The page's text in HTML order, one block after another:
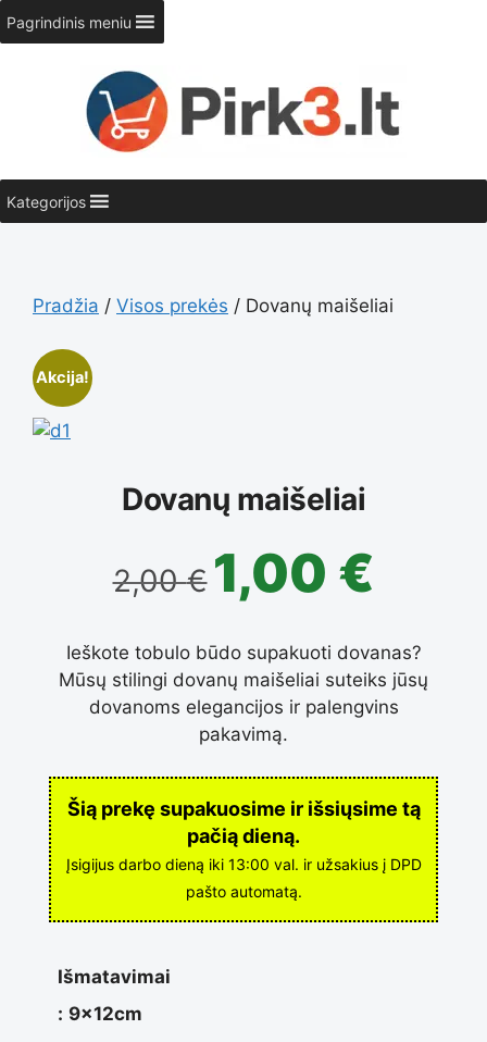
Pereiti
prie
turinio
Pagrindinis meniu
Kategorijos
Pradžia / Visos prekės / Dovanų maišeliai
Akcija!
Dovanų maišeliai
2,00€ 1,00 €
Ieškote tobulo būdo supakuoti dovanas?
Mūsų stilingi dovanų maišeliai suteiks jūsų
dovanoms elegancijos ir palengvins
pakavimą.
Šią prekę supakuosime ir išsiųsime tą
pačią dieną.
Įsigijus darbo dieną iki 13:00 val. ir užsakius į DPD
pašto automatą.
Išmatavimai
: 9x12cm